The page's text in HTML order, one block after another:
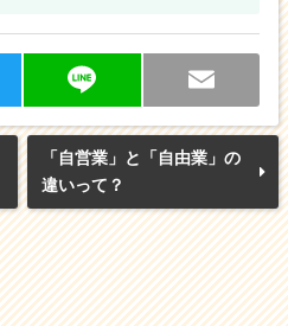
Li
n
e
E
m
l
「自営業」と「自由業」の
違いって？